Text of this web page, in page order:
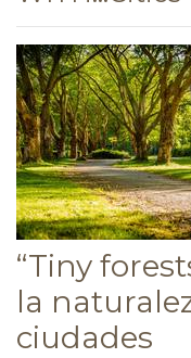
“Tiny
la
ciudades